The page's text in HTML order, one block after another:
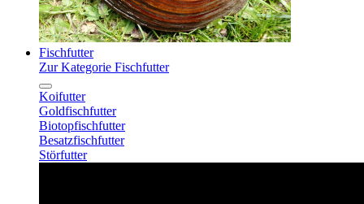
Fischfutter
Zur Kategorie Fischfutter
Koifutter
Goldfischfutter
Biotopfischfutter
Besatzfischfutter
Störfutter